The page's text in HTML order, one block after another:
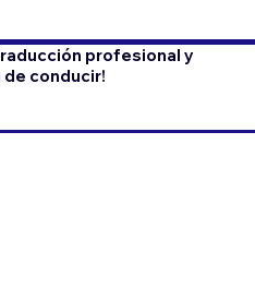
profesional y
conducir!